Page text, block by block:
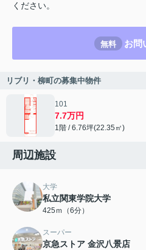
ください。
無料 お問
リブリ・柳町の募集中物件
101
7.7万円
1階 / 6.76坪(22.35㎡)
周辺施設
大学
私立関東学院大学
425ｍ（6分）
スーパー
京急ストア 金沢八景店